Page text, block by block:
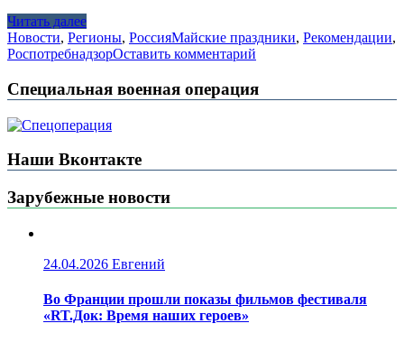
Читать далее
Новости, Регионы, РоссияМайские праздники, Рекомендации,
РоспотребнадзорОставить комментарий
Специальная военная операция
Наши Вконтакте
Зарубежные новости
24.04.2026 Евгений
Во Франции прошли показы фильмов фестиваля
«RT.Док: Время наших героев»